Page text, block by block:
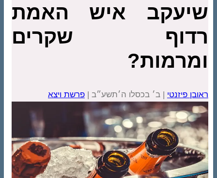
שיעקב איש האמת
רדוף שקרים
ומרמות?
ראובן פיזנטי | ב׳ בכסלו ה׳תשע״ב | פרשת ויצא